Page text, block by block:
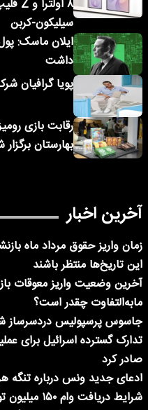
سیلیکون-کربن
داشت
پویا گرافیان
رقابت بازی
بهارستان
آخرین اخبار
زمان واریز حقوق مرداد ماه
این تاریخ‌ها منتظر باشند
آخرین وضعیت واریز معوقات
مابه‌التفاوت چقدر است؟
جاسوس پرسپولیس دردسرساز
تدارک گسترده اسرائیل برای
صادر کرد
ادعای جدید ونس درباره تنگه